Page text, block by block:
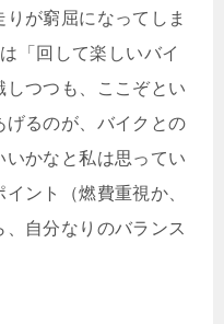
が窮屈になってしま
「回して楽しいバイ
しつつも、ここぞとい
げるのが、バイクとの
かなと私は思ってい
ント（燃費重視か、
自分なりのバランス